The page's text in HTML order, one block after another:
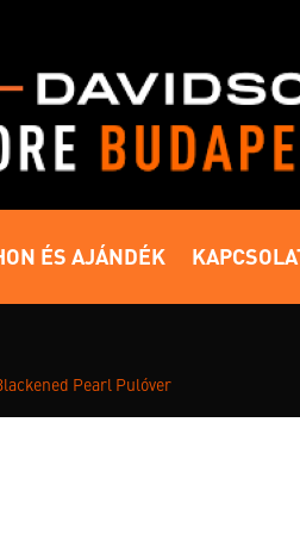
ÉS AJÁNDÉK
Pearl Pulóver